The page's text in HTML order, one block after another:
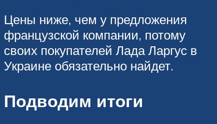
Цены ниже, чем у предложения
французской компании, потому
своих покупателей Лада Ларгус в
Украине обязательно найдет.
Подводим итоги